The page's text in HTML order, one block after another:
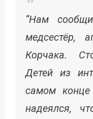
“Нам
медсестёр,
Корчака.
Детей из
самом
надеялся,